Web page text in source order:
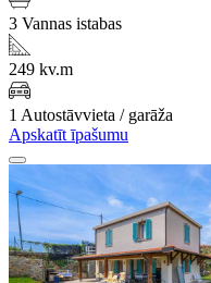
3 Vannas istabas
249 kv.m
1 Autostāvvieta / garāža
Apskatīt īpašumu